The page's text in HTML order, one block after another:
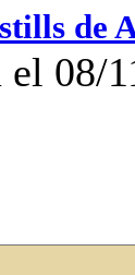
de
el 08/